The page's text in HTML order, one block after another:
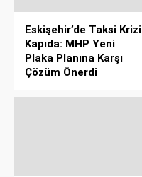
Eskişehir’de Taksi Krizi
Kapıda: MHP Yeni
Plaka Planına Karşı
Çözüm Önerdi